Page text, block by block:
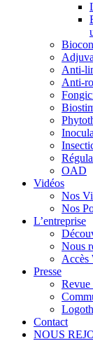
Anti-
Anti-
OAD
Vidéos
Nos
Nos
L’entreprise
Nous
Accès
Presse
Revue
Contact
NOUS